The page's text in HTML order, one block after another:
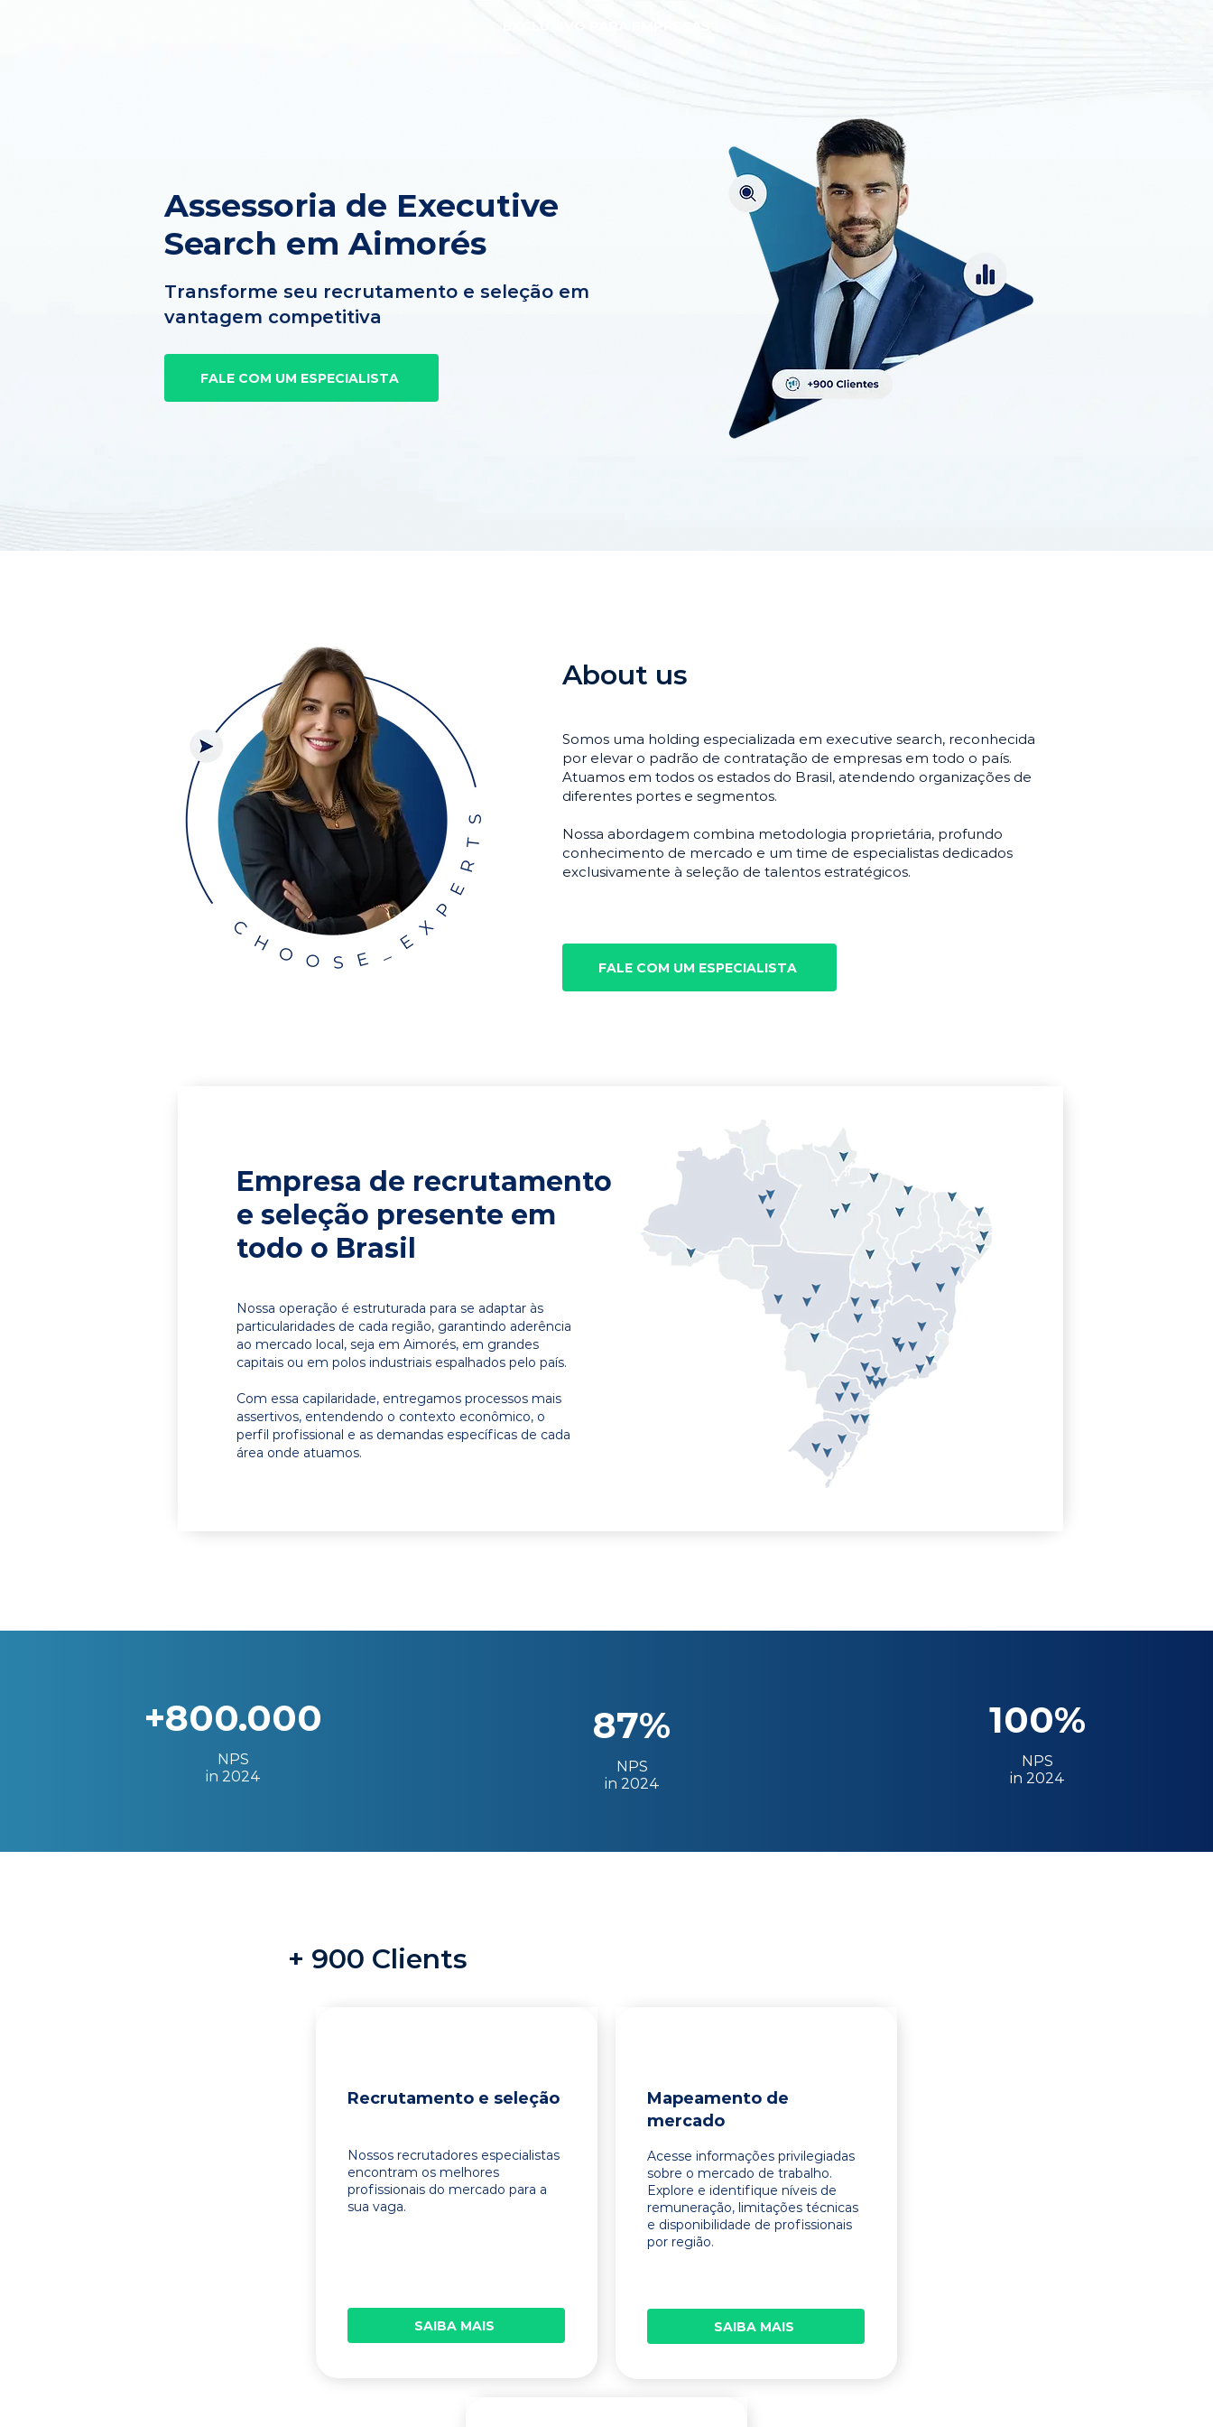
Assessoria de Executive
Search em Aimorés
Transforme seu recrutamento e seleção em
vantagem competitiva
FALE COM UM ESPECIALISTA
About us
Somos uma holding especializada em executive search, reconhecida
por elevar o padrão de contratação de empresas em todo o país.
Atuamos em todos os estados do Brasil, atendendo organizações de
diferentes portes e segmentos.
Nossa abordagem combina metodologia proprietária, profundo
conhecimento de mercado e um time de especialistas dedicados
exclusivamente à seleção de talentos estratégicos.
FALE COM UM ESPECIALISTA
Empresa de recrutamento
e seleção presente em
todo o Brasil
Nossa operação é estruturada para se adaptar às
particularidades de cada região, garantindo aderência
ao mercado local, seja em Aimorés, em grandes
capitais ou em polos industriais espalhados pelo país.
Com essa capilaridade, entregamos processos mais
assertivos, entendendo o contexto econômico, o
perfil profissional e as demandas específicas de cada
área onde atuamos.
+800.000
NPS
in 2024
87%
NPS
in 2024
100%
NPS
in 2024
+ 900 Clients
Recrutamento e seleção
Nossos recrutadores especialistas
encontram os melhores
profissionais do mercado para a
sua vaga.
SAIBA MAIS
Mapeamento de
mercado
Acesse informações privilegiadas
sobre o mercado de trabalho.
Explore e identifique níveis de
remuneração, limitações técnicas
e disponibilidade de profissionais
por região.
SAIBA MAIS